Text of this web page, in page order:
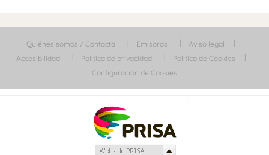
Quiénes somos / Contacta Emisoras
Aviso legal
Accesibilidad
Política de privacidad
Política de Cookies
Configuración de Cookies